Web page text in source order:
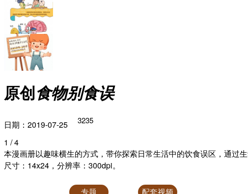
原创食物别食误
日期：2019-07-25 3235
1 / 4
本漫画册以趣味横生的方式，带你探索日常生活中的饮食误区，通过
尺寸：14x24，分辨率：300dpi。